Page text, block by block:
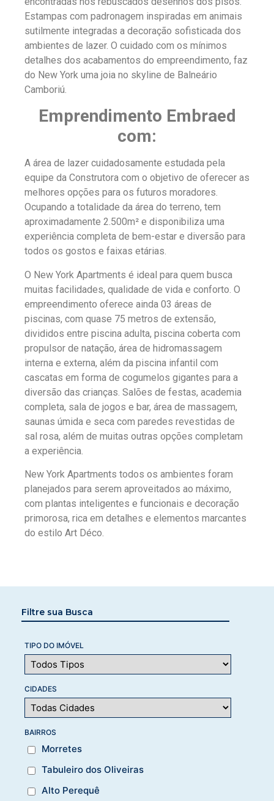
Filtre sua Busca
TIPO DO IMÓVEL
CIDADES
BAIRROS
Morretes
Tabuleiro dos Oliveiras
Alto Perequê
Estampas com padronagem inspiradas em animais
sutilmente integradas a decoração sofisticada dos
ambientes de lazer. O cuidado com os mínimos
detalhes dos acabamentos do empreendimento, faz
do New York uma joia no skyline de Balneário
Camboriú.
Emprendimento Embraed
com:
A área de lazer cuidadosamente estudada pela
equipe da Construtora com o objetivo de oferecer as
melhores opções para os futuros moradores.
Ocupando a totalidade da área do terreno, tem
aproximadamente 2.500m² e disponibiliza uma
experiência completa de bem-estar e diversão para
todos os gostos e faixas etárias.
O New York Apartments é ideal para quem busca
muitas facilidades, qualidade de vida e conforto. O
empreendimento oferece ainda 03 áreas de
piscinas, com quase 75 metros de extensão,
divididos entre piscina adulta, piscina coberta com
propulsor de natação, área de hidromassagem
interna e externa, além da piscina infantil com
cascatas em forma de cogumelos gigantes para a
diversão das crianças. Salões de festas, academia
completa, sala de jogos e bar, área de massagem,
saunas úmida e seca com paredes revestidas de
sal rosa, além de muitas outras opções completam
a experiência.
New York Apartments todos os ambientes foram
planejados para serem aproveitados ao máximo,
com plantas inteligentes e funcionais e decoração
primorosa, rica em detalhes e elementos marcantes
do estilo Art Déco.